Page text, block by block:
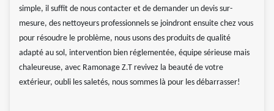
simple, il suffit de nous contacter et de demander un devis sur-
mesure, des nettoyeurs professionnels se joindront ensuite chez vous
pour résoudre le problème, nous usons des produits de qualité
adapté au sol, intervention bien réglementée, équipe sérieuse mais
chaleureuse, avec Ramonage Z.T revivez la beauté de votre
extérieur, oubli les saletés, nous sommes là pour les débarrasser!